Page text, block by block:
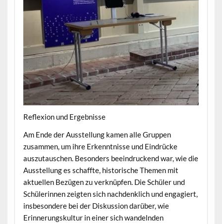
Reflexion und Ergebnisse
Am Ende der Ausstellung kamen alle Gruppen
zusammen, um ihre Erkenntnisse und Eindrücke
auszutauschen. Besonders beeindruckend war, wie die
Ausstellung es schaffte, historische Themen mit
aktuellen Bezügen zu verknüpfen. Die Schüler und
Schülerinnen zeigten sich nachdenklich und engagiert,
insbesondere bei der Diskussion darüber, wie
Erinnerungskultur in einer sich wandelnden